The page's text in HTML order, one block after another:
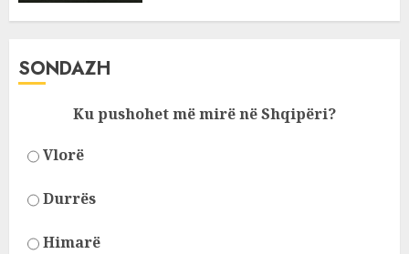
SONDAZH
Ku pushohet më mirë në Shqipëri?
Vlorë
Durrës
Himarë